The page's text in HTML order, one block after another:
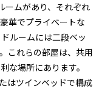
ームがあり、それぞれ
華でプライベートな
ルームには二段ベッ
これらの部屋は、共用
な場所にあります。
はツインベッドで構成